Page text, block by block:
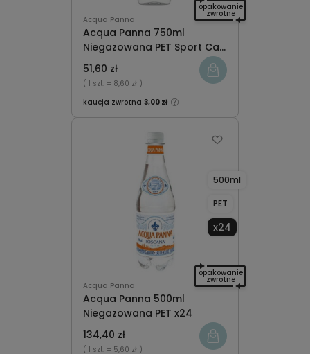
Acqua Panna
Acqua Panna 750ml
Niegazowana PET Sport Cap
x6
51,60 zł
( 1 szt. = 8,60 zł )
kaucja zwrotna 3,00 zł
opakowanie
zwrotne
Acqua Panna
Acqua Panna 500ml
Niegazowana PET x24
500ml
PET
x24
134,40 zł
( 1 szt. = 5,60 zł )
opakowanie
zwrotne